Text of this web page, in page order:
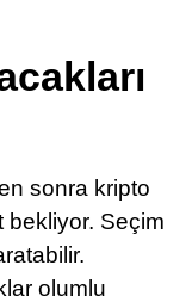
Telegram
sonra kripto
bekliyor. Seçim
olumlu